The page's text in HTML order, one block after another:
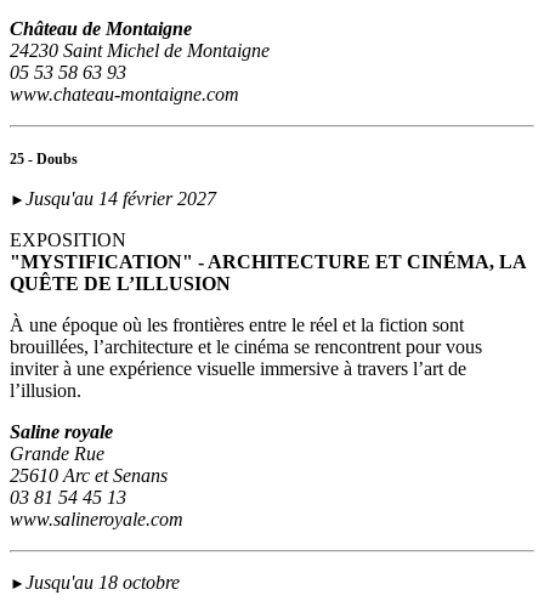
Château de Montaigne
24230 Saint Michel de Montaigne
05 53 58 63 93
www.chateau-montaigne.com
25 - Doubs
► Jusqu'au 14 février 2027
EXPOSITION
"MYSTIFICATION" - ARCHITECTURE ET CINÉMA, LA
QUÊTE DE L’ILLUSION
À une époque où les frontières entre le réel et la fiction sont
brouillées, l’architecture et le cinéma se rencontrent pour vous
inviter à une expérience visuelle immersive à travers l’art de
l’illusion.
Saline royale
Grande Rue
25610 Arc et Senans
03 81 54 45 13
www.salineroyale.com
► Jusqu'au 18 octobre